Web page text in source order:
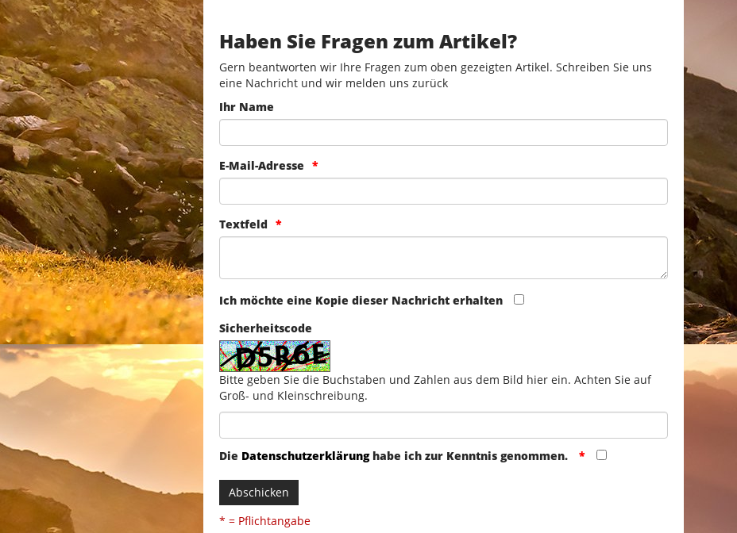
Haben Sie Fragen zum Artikel?
Gern beantworten wir Ihre Fragen zum oben gezeigten Artikel. Schreiben Sie uns
eine Nachricht und wir melden uns zurück
Ihr Name
E-Mail-Adresse
Textfeld
Ich möchte eine Kopie dieser Nachricht erhalten
Sicherheitscode
Bitte geben Sie die Buchstaben und Zahlen aus dem Bild hier ein. Achten Sie auf
Groß- und Kleinschreibung.
Die Datenschutzerklärunghabe ich zur Kenntnis genommen.
Abschicken
* = Pflichtangabe